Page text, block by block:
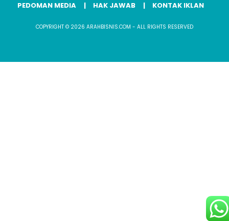
PEDOMAN MEDIA
HAK JAWAB KONTAK IKLAN
COPYRIGHT © 2026 ARAHBISNIS.COM - ALL RIGHTS RESERVED